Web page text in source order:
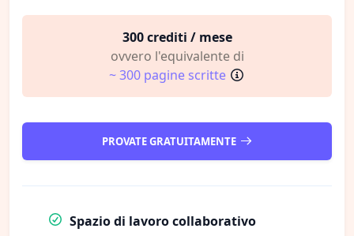
300 crediti / mese
ovvero l'equivalente di
~ 300 pagine scritte
PROVATE GRATUITAMENTE
Spazio di lavoro collaborativo